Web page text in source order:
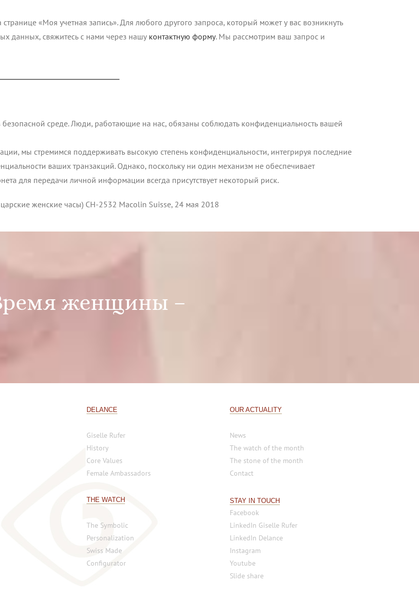
«Моя учетная запись». Для любого другого запроса, который может у вас возникнуть
данных, свяжитесь с нами через нашу контактную форму. Мы рассмотрим ваш запрос и
среде. Люди, работающие на нас, обязаны соблюдать конфиденциальность вашей
мы стремимся поддерживать высокую степень конфиденциальности, интегрируя последние
ваших транзакций. Однако, поскольку ни один механизм не обеспечивает
для передачи личной информации всегда присутствует некоторый риск.
женские часы) CH-2532 Macolin Suisse, 24 мая 2018
женщины –
DELANCE
Giselle Rufer
History
Core Values
Female Ambassadors
THE WATCH
The Symbolic
Personalization
Swiss Made
Configurator
OUR ACTUALITY
News
The watch of the month
The stone of the month
Contact
STAY IN TOUCH
Facebook
LinkedIn Giselle Rufer
LinkedIn Delance
Instagram
Youtube
Slide share